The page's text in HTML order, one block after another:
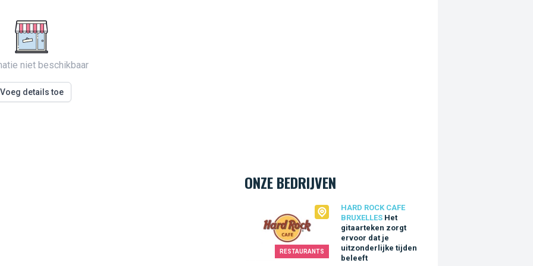
niet beschikbaar
Voeg details toe
ONZE BEDRIJVEN
RESTAURANTS
HARD ROCK CAFE
BRUXELLES Het
gitaarteken zorgt
ervoor dat je
uitzonderlijke tijden
beleeft
Hard Rock Cafe Bruxelles